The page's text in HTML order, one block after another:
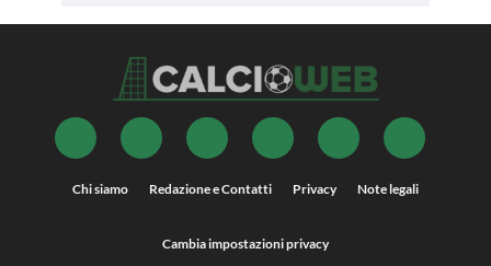
Chi siamo Redazione e Contatti Privacy Note legali
Cambia impostazioni privacy